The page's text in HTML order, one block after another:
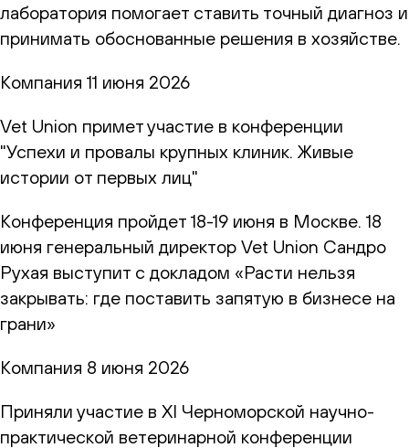
лаборатория помогает ставить точный диагноз и
принимать обоснованные решения в хозяйстве.
Компания 11 июня 2026
Vet Union примет участие в конференции
"Успехи и провалы крупных клиник. Живые
истории от первых лиц"
Конференция пройдет 18-19 июня в Москве. 18
июня генеральный директор Vet Union Сандро
Рухая выступит с докладом «Расти нельзя
закрывать: где поставить запятую в бизнесе на
грани»
Компания 8 июня 2026
Приняли участие в XI Черноморской научно-
практической ветеринарной конференции